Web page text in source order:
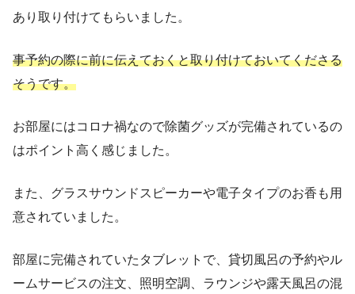
あり取り付けてもらいました。
事予約の際に前に伝えておくと取り付けておいてくださる
そうです。
お部屋にはコロナ禍なので除菌グッズが完備されているの
はポイント高く感じました。
また、グラスサウンドスピーカーや電子タイプのお香も用
意されていました。
部屋に完備されていたタブレットで、貸切風呂の予約やル
ームサービスの注文、照明空調、ラウンジや露天風呂の混